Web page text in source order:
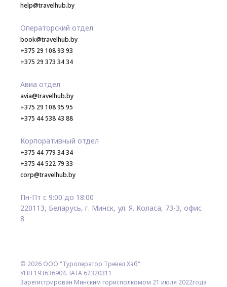
help@travelhub.by
Операторский отдел
book@travelhub.by
+375 29 108 93 93
+375 29 373 34 34
Авиа отдел
avia@travelhub.by
+375 29 108 95 95
+375 44 538 43 88
Корпоративный отдел
+375 44 779 34 34
+375 44 522 79 33
corp@travelhub.by
Пн-Пт с 9:00 до 18:00
220113, Беларусь, г. Минск, ул. Я. Коласа, 73-3, офис
8
© 2026 ООО "Туроператор Тревел Хэб"
УНП 193636904. IATA 62320311
Зарегистрирован Минским горисполкомом 21 июля 2022года